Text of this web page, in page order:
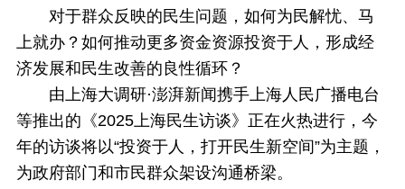
对于群众反映的民生问题，如何为民解忧、马
上就办？如何推动更多资金资源投资于人，形成经
济发展和民生改善的良性循环？
由上海大调研·澎湃新闻携手上海人民广播电台
等推出的《2025上海民生访谈》正在火热进行，今
年的访谈将以“投资于人，打开民生新空间”为主题，
为政府部门和市民群众架设沟通桥梁。